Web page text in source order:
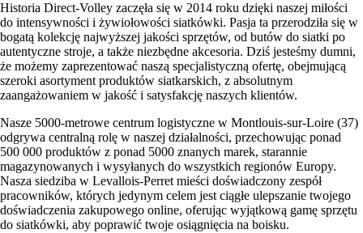
Historia Direct-Volley zaczęła się w 2014 roku dzięki naszej miłości
do intensywności i żywiołowości siatkówki. Pasja ta przerodziła się w
bogatą kolekcję najwyższej jakości sprzętów, od butów do siatki po
autentyczne stroje, a także niezbędne akcesoria. Dziś jesteśmy dumni,
że możemy zaprezentować naszą specjalistyczną ofertę, obejmującą
szeroki asortyment produktów siatkarskich, z absolutnym
zaangażowaniem w jakość i satysfakcję naszych klientów.
Nasze 5000-metrowe centrum logistyczne w Montlouis-sur-Loire (37)
odgrywa centralną rolę w naszej działalności, przechowując ponad
500 000 produktów z ponad 5000 znanych marek, starannie
magazynowanych i wysyłanych do wszystkich regionów Europy.
Nasza siedziba w Levallois-Perret mieści doświadczony zespół
pracowników, których jedynym celem jest ciągłe ulepszanie twojego
doświadczenia zakupowego online, oferując wyjątkową gamę sprzętu
do siatkówki, aby poprawić twoje osiągnięcia na boisku.